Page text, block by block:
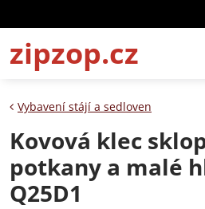
zipzop.cz
Vybavení stájí a sedloven
Kovová klec
potkany a malé
Q25D1